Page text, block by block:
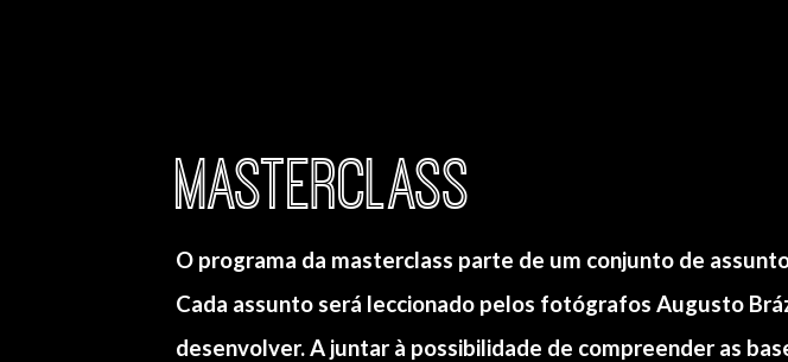
Masterclass
O programa da masterclass parte de um conjunto de
Cada assunto será leccionado pelos fotógrafos Augusto
desenvolver. A juntar à possibilidade de compreender as